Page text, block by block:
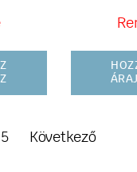
5 Következő